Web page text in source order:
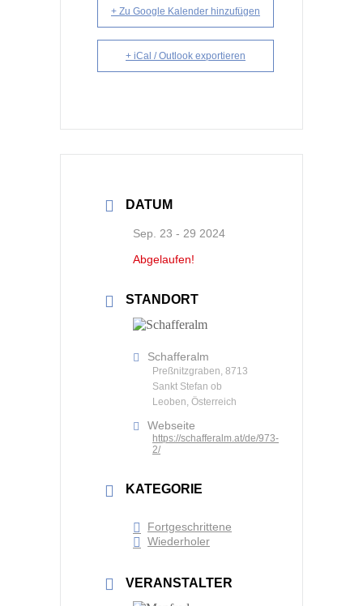
+ Zu Google Kalender hinzufügen
+ iCal / Outlook exportieren
DATUM
Sep. 23 - 29 2024
Abgelaufen!
STANDORT
Schafferalm
Preßnitzgraben, 8713
Sankt Stefan ob
Leoben, Österreich
Webseite
https://schafferalm.at/de/973-
2/
KATEGORIE
Fortgeschrittene
Wiederholer
VERANSTALTER